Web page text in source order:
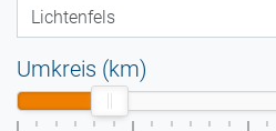
Umkreis (km)